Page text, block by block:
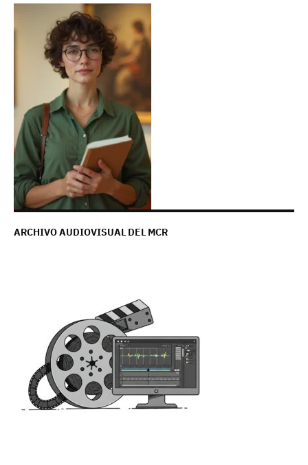
ARCHIVO AUDIOVISUAL DEL MCR